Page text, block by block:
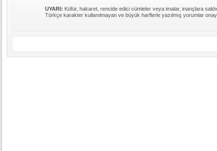
UYARI: Küfür, hakaret, rencide edici cümleler veya imalar, inançlara
Türkçe karakter kullanılmayan ve büyük harflerle yazılmış yorumlar